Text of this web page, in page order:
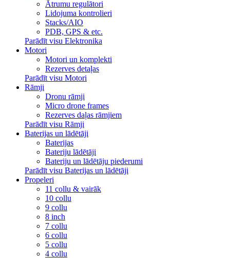
Ātrumu regulātori
Lidojuma kontrolieri
Stacks/AIO
PDB, GPS & etc.
Parādīt visu Elektronika
Motori
Motori un komplekti
Rezerves detaļas
Parādīt visu Motori
Rāmji
Dronu rāmji
Micro drone frames
Rezerves daļas rāmjiem
Parādīt visu Rāmji
Baterijas un lādētāji
Baterijas
Bateriju lādētāji
Bateriju un lādētāju piederumi
Parādīt visu Baterijas un lādētāji
Propeleri
11 collu & vairāk
10 collu
9 collu
8 inch
7 collu
6 collu
5 collu
4 collu